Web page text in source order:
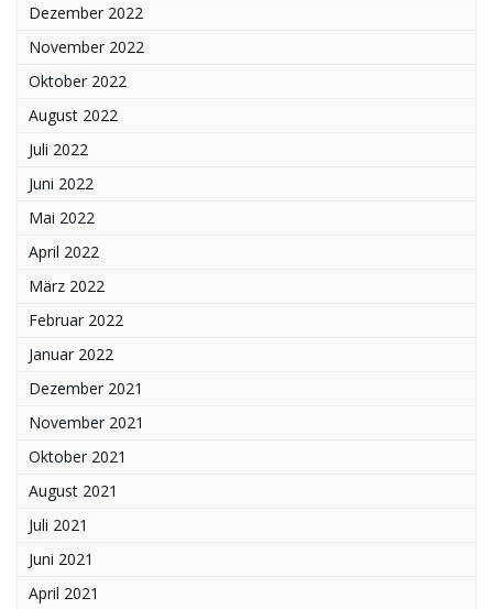
Dezember 2022
November 2022
Oktober 2022
August 2022
Juli 2022
Juni 2022
Mai 2022
April 2022
März 2022
Februar 2022
Januar 2022
Dezember 2021
November 2021
Oktober 2021
August 2021
Juli 2021
Juni 2021
April 2021